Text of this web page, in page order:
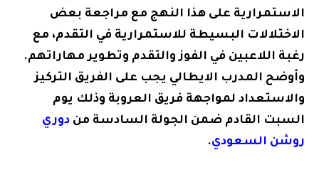
الاستمرارية على هذا النهج مع مراجعة بعض
الاختلالات البسيطة للاستمرارية في التقدم، مع
رغبة اللاعبين في الفوز والتقدم وتطوير مهاراتهم.
وأوضح المدرب الايطالي يجب على الفريق التركيز
والاستعداد لمواجهة فريق العروبة وذلك يوم
السبت القادم ضمن الجولة السادسة من دوري
روشن السعودي.